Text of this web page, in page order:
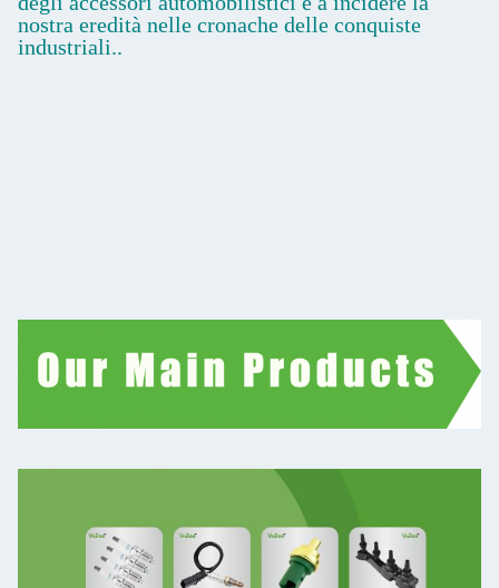
nostra eredità nelle cronache delle conquiste
industriali..